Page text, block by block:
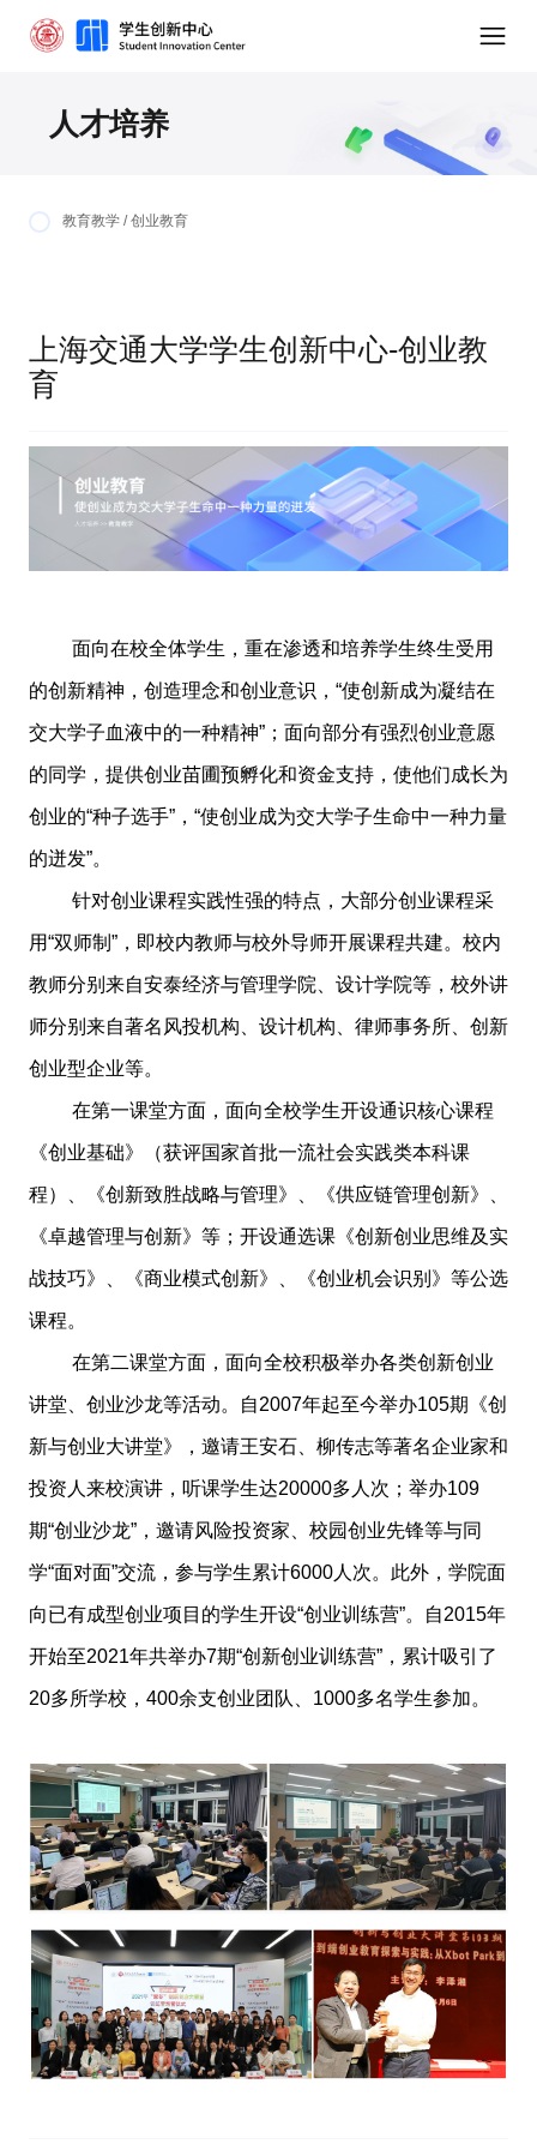
人才培养
教育教学 / 创业教育
上海交通大学学生创新中心-创业教
育
面向在校全体学生，重在渗透和培养学生终生受用
的创新精神，创造理念和创业意识，“使创新成为凝结在
交大学子血液中的一种精神”；面向部分有强烈创业意愿
的同学，提供创业苗圃预孵化和资金支持，使他们成长为
创业的“种子选手”，“使创业成为交大学子生命中一种力量
的迸发”。
针对创业课程实践性强的特点，大部分创业课程采
用“双师制”，即校内教师与校外导师开展课程共建。校内
教师分别来自安泰经济与管理学院、设计学院等，校外讲
师分别来自著名风投机构、设计机构、律师事务所、创新
创业型企业等。
在第一课堂方面，面向全校学生开设通识核心课程
《创业基础》（获评国家首批一流社会实践类本科课
程）、《创新致胜战略与管理》、《供应链管理创新》、
《卓越管理与创新》等；开设通选课《创新创业思维及实
战技巧》、《商业模式创新》、《创业机会识别》等公选
课程。
在第二课堂方面，面向全校积极举办各类创新创业
讲堂、创业沙龙等活动。自2007年起至今举办105期《创
新与创业大讲堂》，邀请王安石、柳传志等著名企业家和
投资人来校演讲，听课学生达20000多人次；举办109
期“创业沙龙”，邀请风险投资家、校园创业先锋等与同
学“面对面”交流，参与学生累计6000人次。此外，学院面
向已有成型创业项目的学生开设“创业训练营”。自2015年
开始至2021年共举办7期“创新创业训练营”，累计吸引了
20多所学校，400余支创业团队、1000多名学生参加。